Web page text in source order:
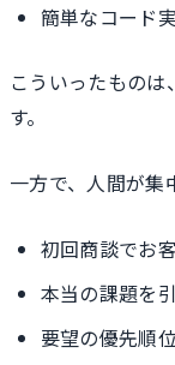
簡単なコード実
こういったもの
す。
一方で、人間が集
初回商談でお
本当の課題を引
要望の優先順